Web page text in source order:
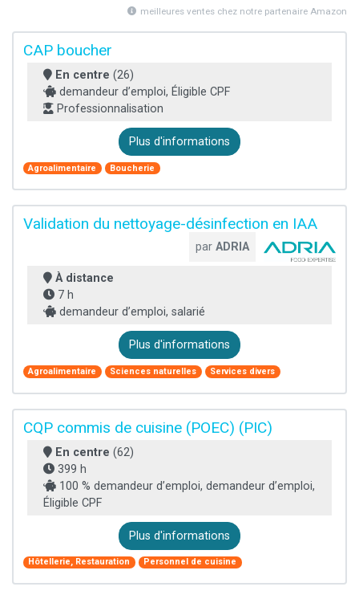
meilleures ventes chez notre partenaire Amazon
CAP boucher
En centre (26)
demandeur d’emploi, Éligible CPF
Professionnalisation
Plus d'informations
Agroalimentaire Boucherie
Validation du nettoyage-désinfection en IAA
par ADRIA
À distance
7 h
demandeur d’emploi, salarié
Plus d'informations
Agroalimentaire Sciences naturelles Services divers
CQP commis de cuisine (POEC) (PIC)
En centre (62)
399 h
100 % demandeur d’emploi, demandeur d’emploi,
Éligible CPF
Plus d'informations
Hôtellerie, Restauration Personnel de cuisine